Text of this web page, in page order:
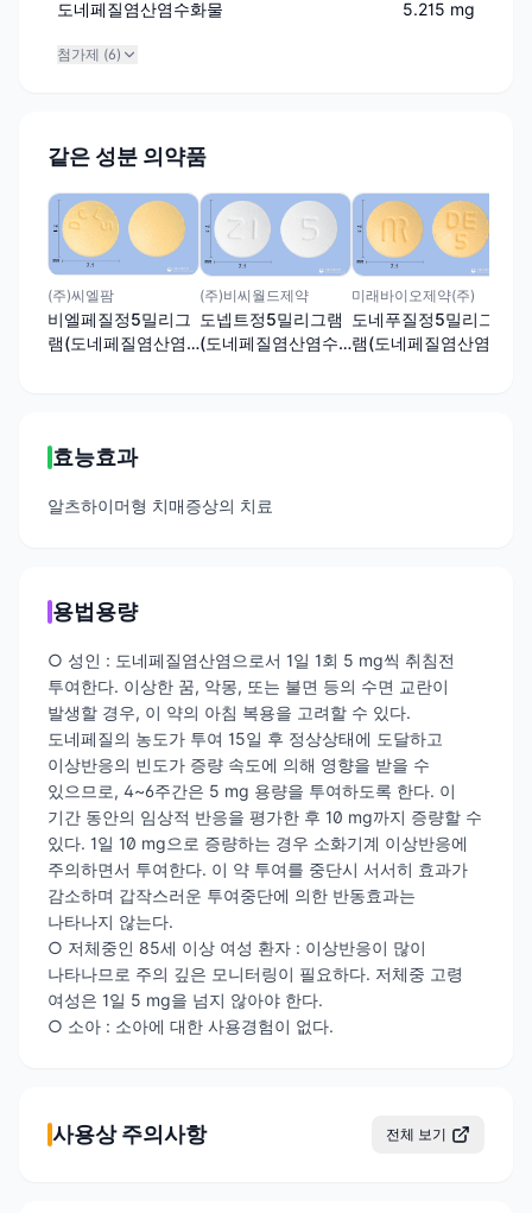
도네페질염산염수화물 5.215 mg
첨가제 (6)
같은 성분 의약품
(주)씨엘팜
비엘페질정5밀리그
램(도네페질염산염
(주)비씨월드제약
도넵트정5밀리그램
(도네페질염산염수
미래바이오제약(주)
도네푸질정5밀리그
램(도네페질염산염
효능효과
알츠하이머형 치매증상의 치료
용법용량
○ 성인 : 도네페질염산염으로서 1일 1회 5 mg씩 취침전
투여한다. 이상한 꿈, 악몽, 또는 불면 등의 수면 교란이
발생할 경우, 이 약의 아침 복용을 고려할 수 있다.
도네페질의 농도가 투여 15일 후 정상상태에 도달하고
이상반응의 빈도가 증량 속도에 의해 영향을 받을 수
있으므로, 4~6주간은 5 mg 용량을 투여하도록 한다. 이
기간 동안의 임상적 반응을 평가한 후 10 mg까지 증량할 수
있다. 1일 10 mg으로 증량하는 경우 소화기계 이상반응에
주의하면서 투여한다. 이 약 투여를 중단시 서서히 효과가
감소하며 갑작스러운 투여중단에 의한 반동효과는
나타나지 않는다.
○ 저체중인 85세 이상 여성 환자 : 이상반응이 많이
나타나므로 주의 깊은 모니터링이 필요하다. 저체중 고령
여성은 1일 5 mg을 넘지 않아야 한다.
○ 소아 : 소아에 대한 사용경험이 없다.
사용상 주의사항 전체 보기